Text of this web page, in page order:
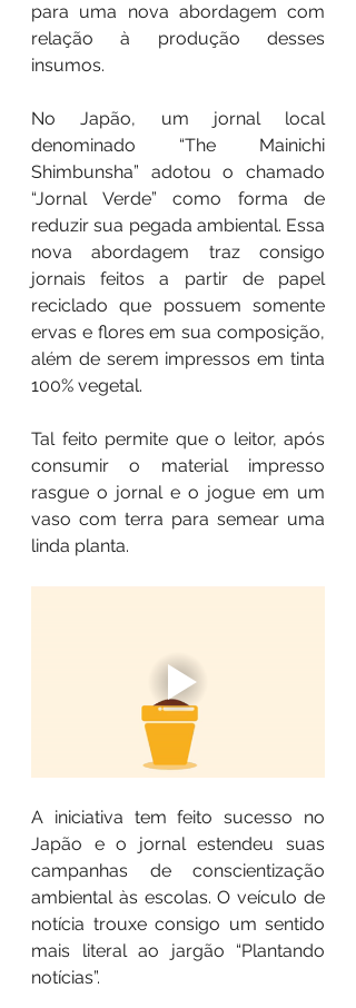
para uma nova abordagem com
relação à produção desses
insumos.
No Japão, um jornal local
denominado “The Mainichi
Shimbunsha” adotou o chamado
“Jornal Verde” como forma de
reduzir sua pegada ambiental. Essa
nova abordagem traz consigo
jornais feitos a partir de papel
reciclado que possuem somente
ervas e flores em sua composição,
além de serem impressos em tinta
100% vegetal.
Tal feito permite que o leitor, após
consumir o material impresso
rasgue o jornal e o jogue em um
vaso com terra para semear uma
linda planta.
A iniciativa tem feito sucesso no
Japão e o jornal estendeu suas
campanhas de conscientização
ambiental às escolas. O veículo de
notícia trouxe consigo um sentido
mais literal ao jargão “Plantando
notícias”.